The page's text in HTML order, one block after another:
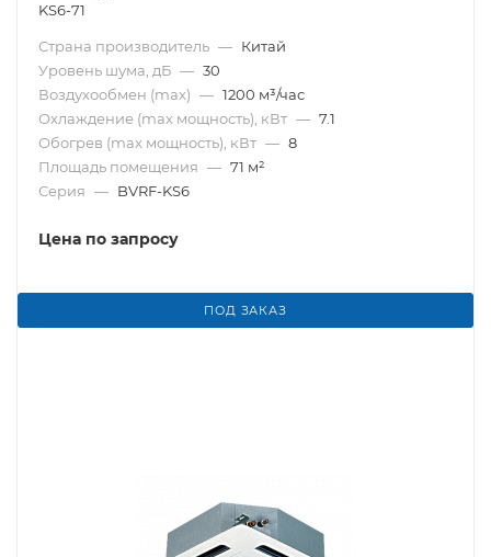
KS6-71
Страна производитель — Китай
Уровень шума, дБ — 30
Воздухообмен (max) — 1200 м³/час
Охлаждение (max мощность), кВт — 7.1
Обогрев (max мощность), кВт — 8
Площадь помещения — 71 м²
Серия — BVRF-KS6
Цена по запросу
ПОД ЗАКАЗ